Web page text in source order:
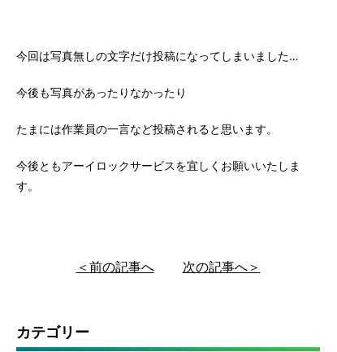
今回は写真無しの文字だけ投稿になってしまいました…
今後も写真があったりなかったり
たまには作業員の一言など投稿されると思います。
今後ともアーイロックサービスを宜しくお願いいたしま
す。
＜前の記事へ 次の記事へ＞
カテゴリー